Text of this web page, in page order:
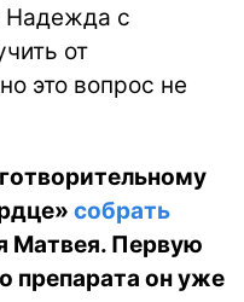
Надежда с
от
это вопрос не
собрать
Матвея. Первую
препарата он уже